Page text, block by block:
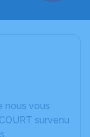
nous vous
survenu